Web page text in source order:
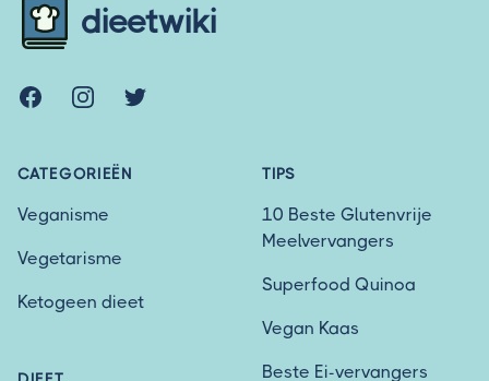
dieetwiki
FacebookInstagramTwitter
CATEGORIEËN
Veganisme
Vegetarisme
Ketogeen dieet
TIPS
10 Beste Glutenvrije
Meelvervangers
Superfood Quinoa
Vegan Kaas
Beste Ei-vervangers